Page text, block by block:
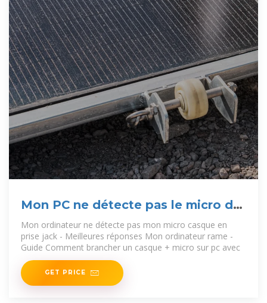
Mon PC ne détecte pas le micro de
mon casque
Mon ordinateur ne détecte pas mon micro casque en
prise jack - Meilleures réponses Mon ordinateur rame -
Guide Comment brancher un casque + micro sur pc avec
GET PRICE